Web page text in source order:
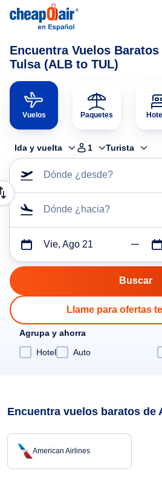
Encuentra Vuelos
Tulsa (ALB to TUL)
Vuelos Paquetes
Ida y vuelta 1 Turista
Dónde ¿desde?
Dónde ¿hacia?
Vie, Ago 21
Llame para ofertas
Agrupa y ahorra
Hotel
Auto
Encuentra vuelos baratos de
American Airlines